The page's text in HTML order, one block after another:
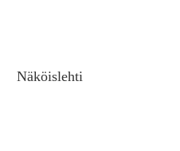
Näköislehti